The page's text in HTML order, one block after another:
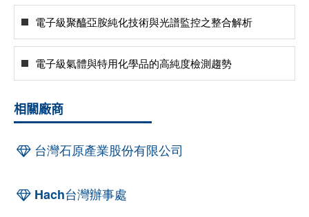
電子級聚醯亞胺純化技術與光譜監控之整合解析
電子級氣體與特用化學品的高純度檢測趨勢
相關廠商
台灣石原產業股份有限公司
Hach台灣辦事處